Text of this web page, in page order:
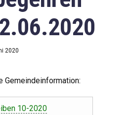
2020
Gemeindeinformation:
10-2020